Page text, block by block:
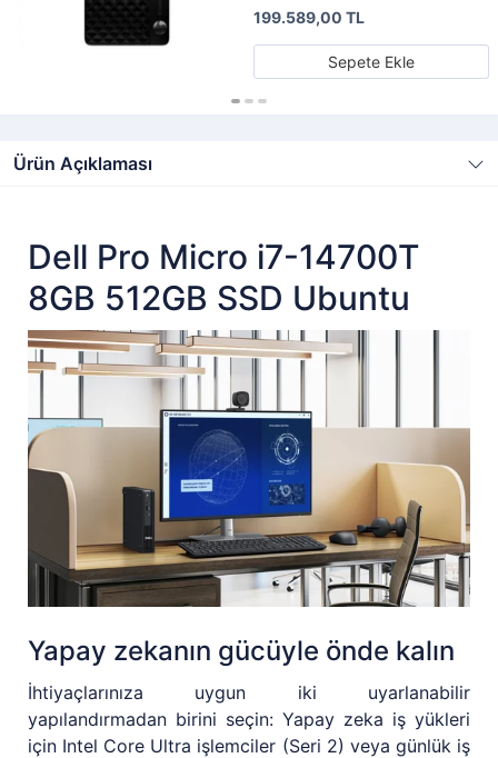
199.589,00 TL
Sepete Ekle
Ürün Açıklaması
Dell Pro Micro i7-14700T
8GB 512GB SSD Ubuntu
Yapay zekanın gücüyle önde kalın
İhtiyaçlarınıza uygun iki uyarlanabilir
yapılandırmadan birini seçin: Yapay zeka iş yükleri
için Intel Core Ultra işlemciler (Seri 2) veya günlük iş